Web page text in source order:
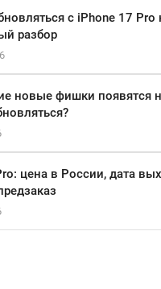
с iPhone 17 Pro
разбор
новые фишки появятся
цена в России, дата